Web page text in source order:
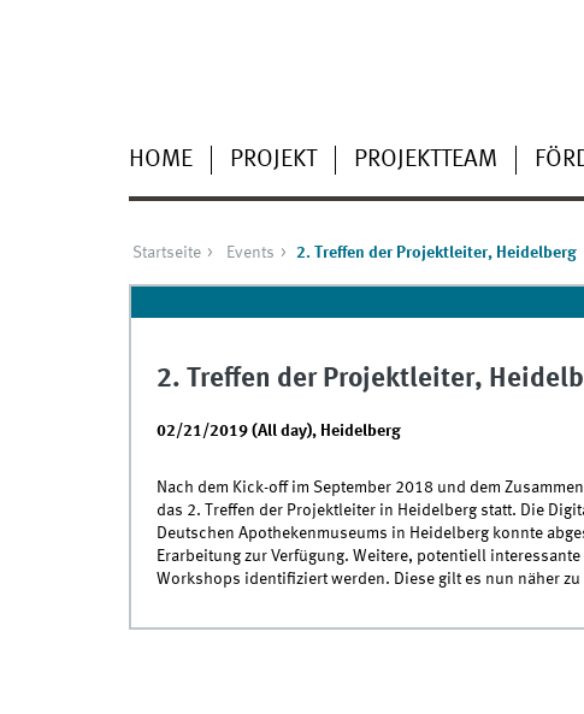
HOME PROJEKT PROJEKTTEAM
Startseite Events 2. Treffen der Projektleiter, Heidelberg
2. Treffen der Projektleiter,
02/21/2019 (All day), Heidelberg
Nach dem Kick-off im September 2018 und dem
das 2. Treffen der Projektleiter in Heidelberg statt. Die
Deutschen Apothekenmuseums in Heidelberg konnte
Erarbeitung zur Verfügung. Weitere, potentiell
Workshops identifiziert werden. Diese gilt es nun näher